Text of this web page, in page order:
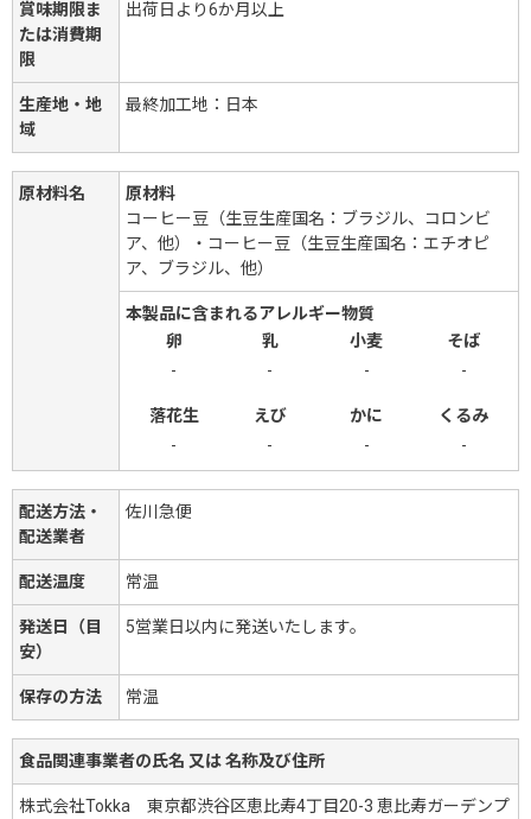
賞味期限ま
たは消費期
限
出荷日より6か月以上
生産地・地
域
最終加工地：日本
原材料名
原材料
コーヒー豆（生豆生産国名：ブラジル、コロンビ
ア、他）・コーヒー豆（生豆生産国名：エチオピ
ア、ブラジル、他）
本製品に含まれるアレルギー物質
卵
乳 小麦
そば
-
- - -
落花生 えび かに
くるみ
-
- - -
配送方法・
配送業者
佐川急便
配送温度 常温
発送日（目
安）
5営業日以内に発送いたします。
保存の方法 常温
食品関連事業者の氏名 又は 名称及び住所
株式会社Tokka 東京都渋谷区恵比寿4丁目20-3 恵比寿ガーデンプ